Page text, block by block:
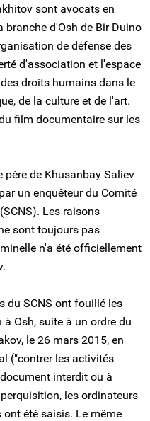
sont avocats en
d'Osh de Bir Duino
de défense des
d'association et l'espace
droits humains dans le
de la culture et de l'art.
film documentaire sur les
père de Khusanbay Saliev
un enquêteur du Comité
Les raisons
sont toujours pas
n'a été officiellement
du SCNS ont fouillé les
Osh, suite à un ordre du
le 26 mars 2015, en
("contrer les activités
interdit ou à
les ordinateurs
été saisis. Le même